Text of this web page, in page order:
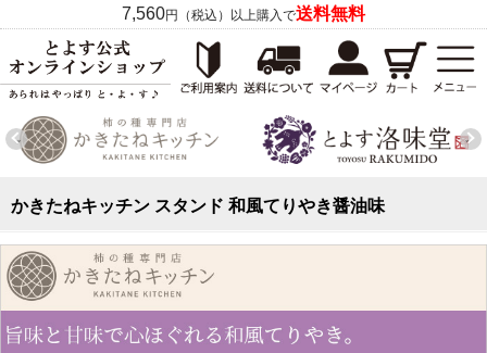
7,560円（税込）以上購入で送料無料
かきたねキッチン スタンド 和風てりやき醤油味